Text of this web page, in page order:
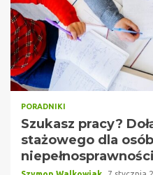
PORADNIKI
Szukasz pracy?
stażowego dla